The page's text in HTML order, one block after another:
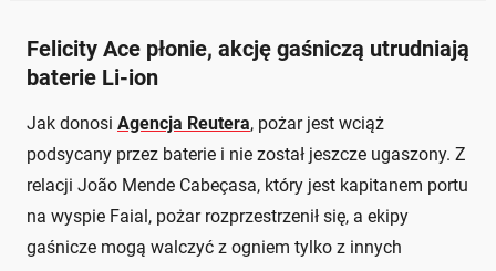
Felicity Ace płonie, akcję gaśniczą utrudniają
baterie Li-ion
Jak donosi Agencja Reutera, pożar jest wciąż
podsycany przez baterie i nie został jeszcze ugaszony. Z
relacji João Mende Cabeçasa, który jest kapitanem portu
na wyspie Faial, pożar rozprzestrzenił się, a ekipy
gaśnicze mogą walczyć z ogniem tylko z innych